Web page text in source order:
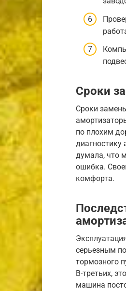
Сроки
Сроки
по плохим
думала, что
ошибка.
комфорта.
серьезным
тормозного
В-третьих,
машина